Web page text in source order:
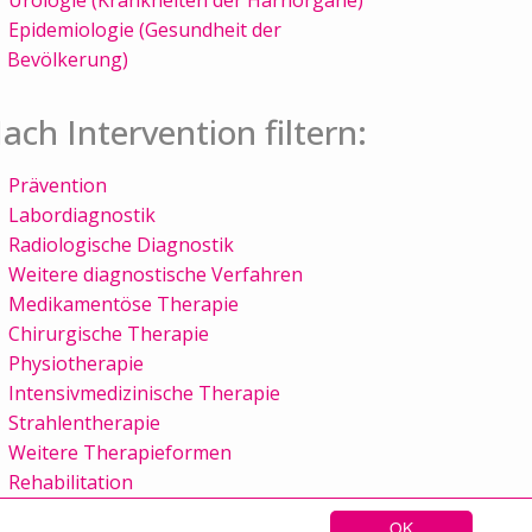
OK
Epidemiologie (Gesundheit der
Bevölkerung)
Intervention filtern:
Prävention
Labordiagnostik
Radiologische Diagnostik
Weitere diagnostische Verfahren
Medikamentöse Therapie
Chirurgische Therapie
Physiotherapie
Intensivmedizinische Therapie
Strahlentherapie
Weitere Therapieformen
Rehabilitation